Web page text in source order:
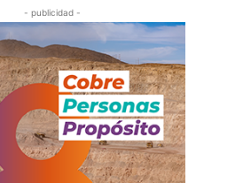
- publicidad -